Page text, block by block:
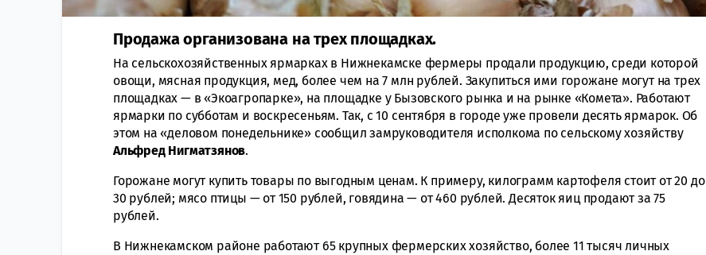
Продажа организована на трех площадках.
На сельскохозяйственных ярмарках в Нижнекамске фермеры продали продукцию, среди которой
овощи, мясная продукция, мед, более чем на 7 млн рублей. Закупиться ими горожане могут на трех
площадках — в «Экоагропарке», на площадке у Бызовского рынка и на рынке «Комета». Работают
ярмарки по субботам и воскресеньям. Так, с 10 сентября в городе уже провели десять ярмарок. Об
этом на «деловом понедельнике» сообщил замруководителя исполкома по сельскому хозяйству
Альфред Нигматзянов.
Горожане могут купить товары по выгодным ценам. К примеру, килограмм картофеля стоит от 20 до
30 рублей; мясо птицы — от 150 рублей, говядина — от 460 рублей. Десяток яиц продают за 75
рублей.
В Нижнекамском районе работают 65 крупных фермерских хозяйство, более 11 тысяч личных